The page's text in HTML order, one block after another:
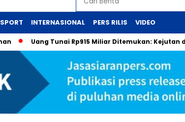
SPORT INTERNASIONAL PERS RILIS VIDEO
Uang Tunai Rp915 Miliar Ditemukan: Kejutan dari